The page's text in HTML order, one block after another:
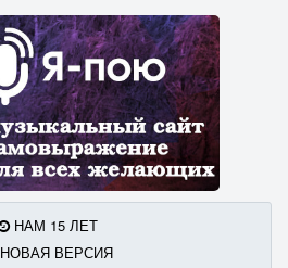
НАМ 15 ЛЕТ
НОВАЯ ВЕРСИЯ